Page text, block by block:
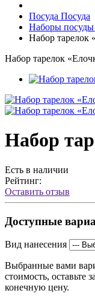
Посуда Посуда
Наборы посуды
Набор тарелок
Набор тарелок
Набор
Есть в наличии
Рейтинг:
Оставить отзыв
Доступные
Вид нанесения
Выбранные вами
стоимость, оставьте
конечную цену.